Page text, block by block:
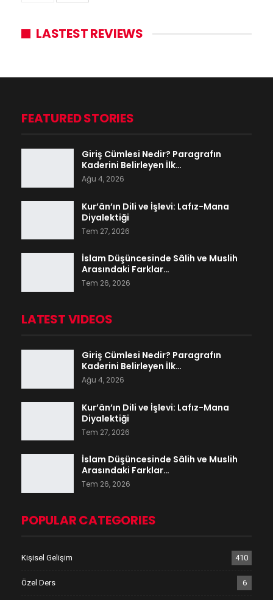
LASTEST REVIEWS
FEATURED STORIES
Giriş Cümlesi Nedir? Paragrafın
Kaderini Belirleyen İlk…
Ağu 4, 2026
Kur’ân’ın Dili ve İşlevi: Lafız-Mana
Diyalektiği
Tem 27, 2026
İslam Düşüncesinde Sâlih ve Muslih
Arasındaki Farklar…
Tem 26, 2026
LATEST VIDEOS
Giriş Cümlesi Nedir? Paragrafın
Kaderini Belirleyen İlk…
Ağu 4, 2026
Kur’ân’ın Dili ve İşlevi: Lafız-Mana
Diyalektiği
Tem 27, 2026
İslam Düşüncesinde Sâlih ve Muslih
Arasındaki Farklar…
Tem 26, 2026
POPULAR CATEGORIES
Kişisel Gelişim 410
Özel Ders 6